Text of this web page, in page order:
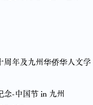
年及九州华侨华人文学
-中国节 in 九州